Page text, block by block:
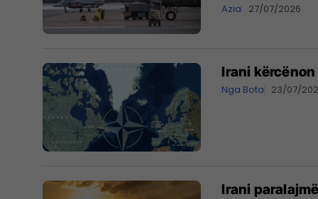
Azia 27/07/2026
Irani
Nga Bota 23/07/
Irani